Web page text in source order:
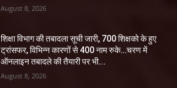
August 8, 2026
शिक्षा विभाग की तबादला सूची जारी, 700 शिक्षको के हुए
ट्रांसफर, विभिन्न कारणों से 400 नाम रुके…चरण में
ऑनलाइन तबादले की तैयारी पर भी...
August 8, 2026